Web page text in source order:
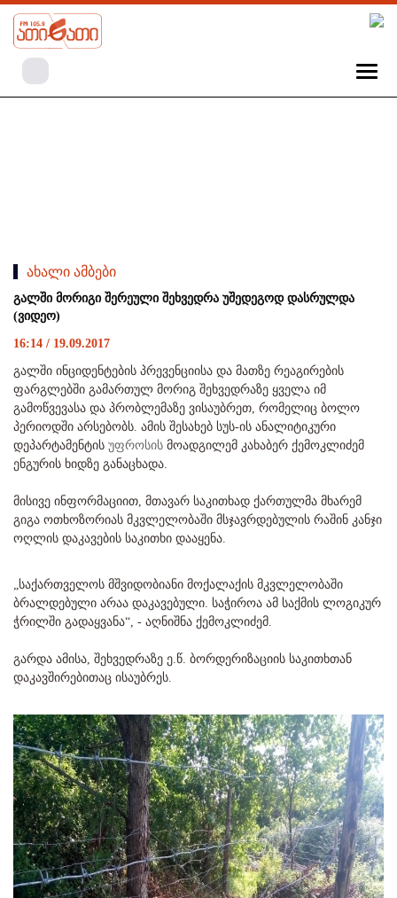
ახალი ამბები
გალში მორიგი შერეული შეხვედრა უშედეგოდ დასრულდა
(ვიდეო)
16:14 / 19.09.2017
გალში ინციდენტების პრევენციისა და მათზე რეაგირების
ფარგლებში გამართულ მორიგ შეხვედრაზე ყველა იმ
გამოწვევასა და პრობლემაზე ვისაუბრეთ, რომელიც ბოლო
პერიოდში არსებობს. ამის შესახებ სუს-ის ანალიტიკური
დეპარტამენტის უფროსის მოადგილემ კახაბერ ქემოკლიძემ
ენგურის ხიდზე განაცხადა.
მისივე ინფორმაციით, მთავარ საკითხად ქართულმა მხარემ
გიგა ოთხოზორიას მკვლელობაში მსჯავრდებულის რაშინ კანჯი
ოღლის დაკავების საკითხი დააყენა.
„საქართველოს მშვიდობიანი მოქალაქის მკვლელობაში
ბრალდებული არაა დაკავებული. საჭიროა ამ საქმის ლოგიკურ
ჭრილში გადაყვანა“, - აღნიშნა ქემოკლიძემ.
გარდა ამისა, შეხვედრაზე ე.წ. ბორდერიზაციის საკითხთან
დაკავშირებითაც ისაუბრეს.